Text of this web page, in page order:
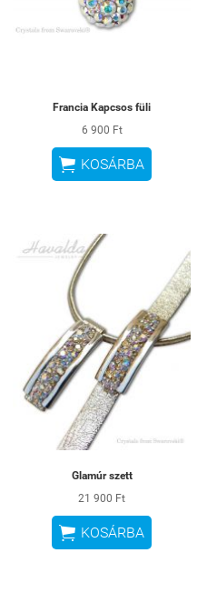
Francia Kapcsos füli
6 900 Ft
 KOSÁRBA
Glamúr szett
21 900 Ft
 KOSÁRBA